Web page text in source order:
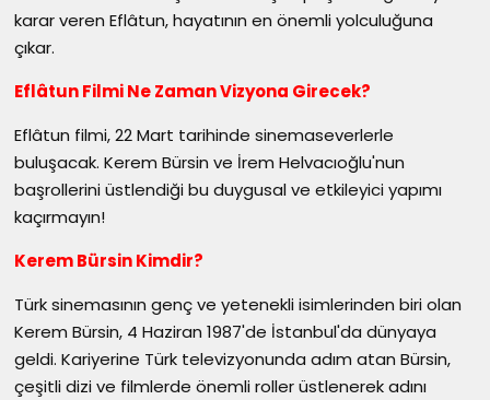
karar veren Eflâtun, hayatının en önemli yolculuğuna
çıkar.
Eflâtun Filmi Ne Zaman Vizyona Girecek?
Eflâtun filmi, 22 Mart tarihinde sinemaseverlerle
buluşacak. Kerem Bürsin ve İrem Helvacıoğlu'nun
başrollerini üstlendiği bu duygusal ve etkileyici yapımı
kaçırmayın!
Kerem Bürsin Kimdir?
Türk sinemasının genç ve yetenekli isimlerinden biri olan
Kerem Bürsin, 4 Haziran 1987'de İstanbul'da dünyaya
geldi. Kariyerine Türk televizyonunda adım atan Bürsin,
çeşitli dizi ve filmlerde önemli roller üstlenerek adını